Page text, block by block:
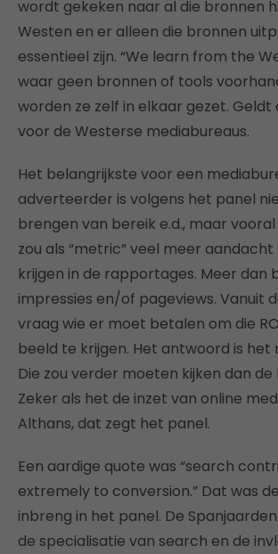
wordt gekeken naar al die bronnen
Westen en er alleen die bronnen
essentieel zijn. “We learn from the
waar geen bronnen of tools
worden ze zelf in elkaar gezet. Geldt
voor de Westerse mediabureaus.
Het belangrijkste voor een
adverteerder is volgens het panel
brengen van bereik e.d., maar vooral
zou als “metric” veel meer
krijgen in de rapportages. Meer dan
impressies en/of pageviews. Vanuit
vraag wie er moet betalen om die
beeld te krijgen. Het antwoord is het
Die zou verder moeten kijken dan de
Zeker als het de inzet van online
Althans, dat zegt het panel.
Een aardige quote was “search
extremely to conversion.” Dat was
inbreng in het panel. De
de specialisatie van search en de